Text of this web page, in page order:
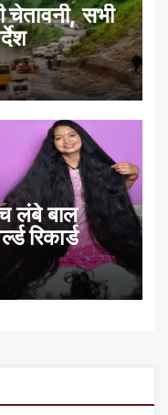
चेतावनी, सभी
लंबे बाल
रिकार्ड